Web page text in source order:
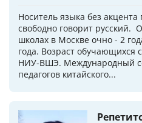
Носитель языка без
свободно говорит русский.
школах в Москве очно - 2
года. Возраст обучающихся
НИУ-ВШЭ. Международный
педагогов китайского...